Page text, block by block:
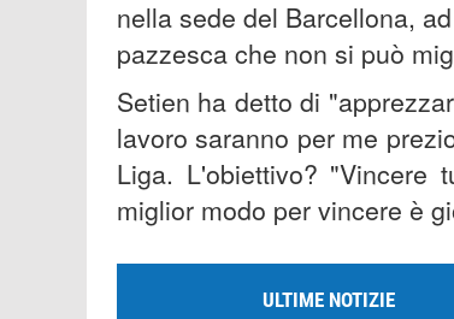
nella sede del Barcellona,
pazzesca che non si può
Setien ha detto di
lavoro saranno per me
Liga. L'obiettivo? "Vincere
miglior modo per vincere è
ULTIME NOTIZIE